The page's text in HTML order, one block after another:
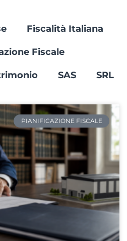
Fiscalità Italiana
Fiscale
SAS SRL
PIANIFICAZIONE FISCALE